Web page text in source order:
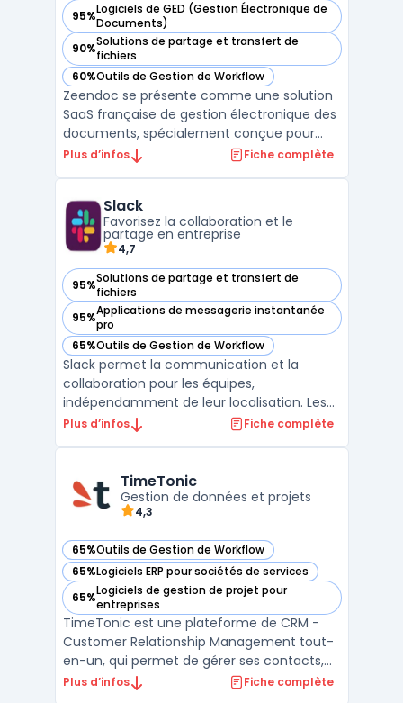
95%Logiciels de GED (Gestion Électronique de
Documents)
— voir Zeendoc dans cette catégorie
90%Solutions de partage et transfert de
fichiers
— voir Zeendoc dans cette catégorie
60%Outils de Gestion de Workflow
— voir Zeendoc dans cette catégorie
Zeendoc se présente comme une solution
SaaS française de gestion électronique des
documents, spécialement conçue pour
répondre aux besoins des PME. Cette
informations de l'entreprise, quel que soit
leur format d'origine. Zee ...
Plus d’infos Fiche complète
Slack
Favorisez la collaboration et le
partage en entreprise
4,7
95%Solutions de partage et transfert de
fichiers
— voir Slack dans cette catégorie
95%Applications de messagerie instantanée
pro
— voir Slack dans cette catégorie
65%Outils de Gestion de Workflow
— voir Slack dans cette catégorie
Slack permet la communication et la
collaboration pour les équipes,
indépendamment de leur localisation. Les
entreprises utilisent Slack pour organiser
de l’information, la continuité des
conversations et la recherc ...
Plus d’infos Fiche complète
TimeTonic
Gestion de données et projets
4,3
65%Outils de Gestion de Workflow
— voir TimeTonic dans cette catégorie
65%Logiciels ERP pour sociétés de services
— voir TimeTonic dans cette catégorie
65%Logiciels de gestion de projet pour
entreprises
— voir TimeTonic dans cette catégorie
TimeTonic est une plateforme de CRM -
Customer Relationship Management tout-
en-un, qui permet de gérer ses contacts,
projets, tâches et temps de manière
Plus d’infos Fiche complète